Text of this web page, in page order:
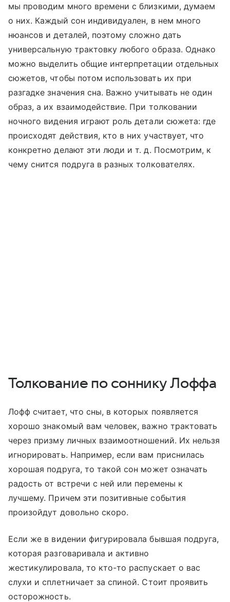
мы проводим много времени с близкими, думаем
о них. Каждый сон индивидуален, в нем много
нюансов и деталей, поэтому сложно дать
универсальную трактовку любого образа. Однако
можно выделить общие интерпретации отдельных
сюжетов, чтобы потом использовать их при
разгадке значения сна. Важно учитывать не один
образ, а их взаимодействие. При толковании
ночного видения играют роль детали сюжета: где
происходят действия, кто в них участвует, что
конкретно делают эти люди и т. д. Посмотрим, к
чему снится подруга в разных толкователях.
Толкование по соннику Лоффа
Лофф считает, что сны, в которых появляется
хорошо знакомый вам человек, важно трактовать
через призму личных взаимоотношений. Их нельзя
игнорировать. Например, если вам приснилась
хорошая подруга, то такой сон может означать
радость от встречи с ней или перемены к
лучшему. Причем эти позитивные события
произойдут довольно скоро.
Если же в видении фигурировала бывшая подруга,
которая разговаривала и активно
жестикулировала, то кто-то распускает о вас
слухи и сплетничает за спиной. Стоит проявить
осторожность.